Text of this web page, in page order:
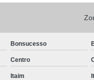
Magnética de
Magnética de
de Articulações
do Abdome Total
Bonsucesso
Centro
Itaim